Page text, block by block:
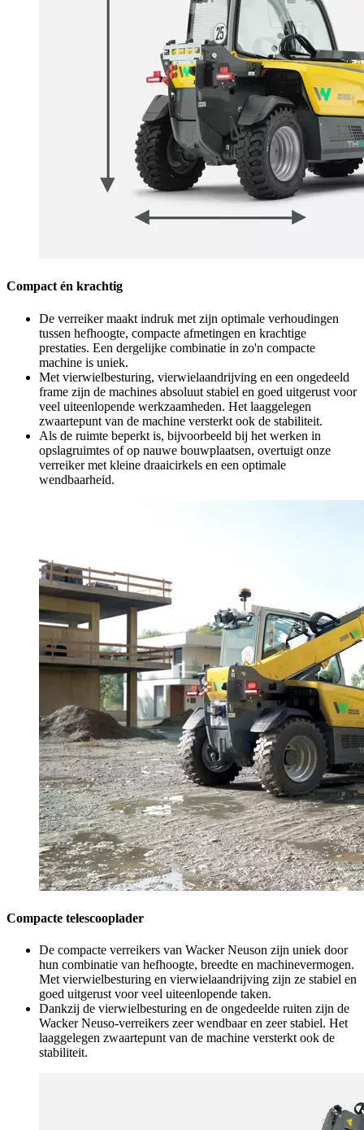
Compact én krachtig
De verreiker maakt indruk met zijn optimale verhoudingen
tussen hefhoogte, compacte afmetingen en krachtige
prestaties. Een dergelijke combinatie in zo'n compacte
machine is uniek.
Met vierwielbesturing, vierwielaandrijving en een ongedeeld
frame zijn de machines absoluut stabiel en goed uitgerust voor
veel uiteenlopende werkzaamheden. Het laaggelegen
zwaartepunt van de machine versterkt ook de stabiliteit.
Als de ruimte beperkt is, bijvoorbeeld bij het werken in
opslagruimtes of op nauwe bouwplaatsen, overtuigt onze
verreiker met kleine draaicirkels en een optimale
wendbaarheid.
Compacte telescooplader
De compacte verreikers van Wacker Neuson zijn uniek door
hun combinatie van hefhoogte, breedte en machinevermogen.
Met vierwielbesturing en vierwielaandrijving zijn ze stabiel en
goed uitgerust voor veel uiteenlopende taken.
Dankzij de vierwielbesturing en de ongedeelde ruiten zijn de
Wacker Neuso-verreikers zeer wendbaar en zeer stabiel. Het
laaggelegen zwaartepunt van de machine versterkt ook de
stabiliteit.